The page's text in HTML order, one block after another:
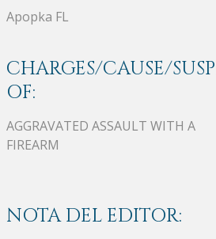
Apopka FL
CHARGES/CAUSE/
OF:
AGGRAVATED ASSAULT WITH A
FIREARM
NOTA DEL EDITOR: